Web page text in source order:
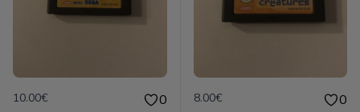
10.00€ 0 8.00€ 0